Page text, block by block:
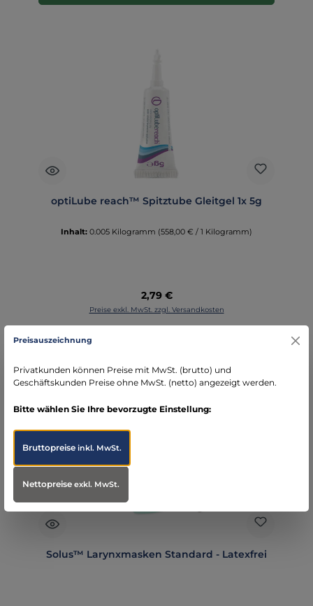
optiLube reach™ Spitztube Gleitgel 1x 5g
Inhalt: 0.005 Kilogramm (558,00 € / 1 Kilogramm)
Regulärer Preis:
2,79 €
Preise exkl. MwSt. zzgl. Versandkosten
Solus™ Larynxmasken Standard - Latexfrei
Preisauszeichnung
Privatkunden können Preise mit MwSt. (brutto) und
Geschäftskunden Preise ohne MwSt. (netto) angezeigt werden.
Bitte wählen Sie Ihre bevorzugte Einstellung:
Bruttopreiseinkl. MwSt.
Nettopreiseexkl. MwSt.